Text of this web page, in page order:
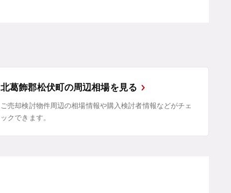
北葛飾郡松伏町の周辺相場を見る
ご売却検討物件周辺の相場情報や購入検討者情報などがチェ
ックできます。